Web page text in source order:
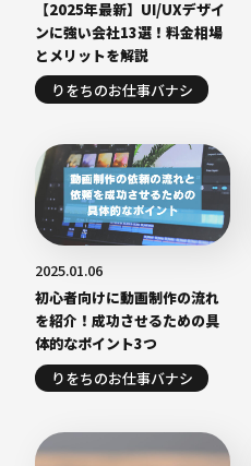
【2025年最新】UI/UXデザイ
ンに強い会社13選！料金相場
とメリットを解説
りをちのお仕事バナシ
2025.01.06
初心者向けに動画制作の流れ
を紹介！成功させるための具
体的なポイント3つ
りをちのお仕事バナシ